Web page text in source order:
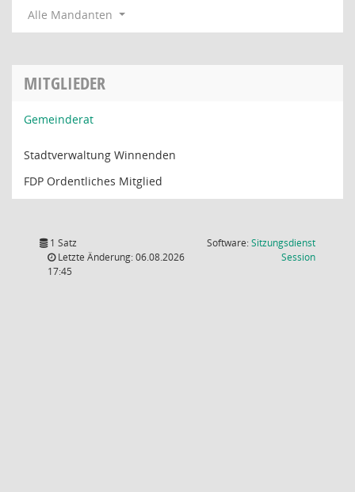
Alle Mandanten
MITGLIEDER
Gemeinderat
Stadtverwaltung Winnenden
FDP Ordentliches Mitglied
1 Satz
Letzte Änderung: 06.08.2026
17:45
Software:Sitzungsdienst
Session(Wird in